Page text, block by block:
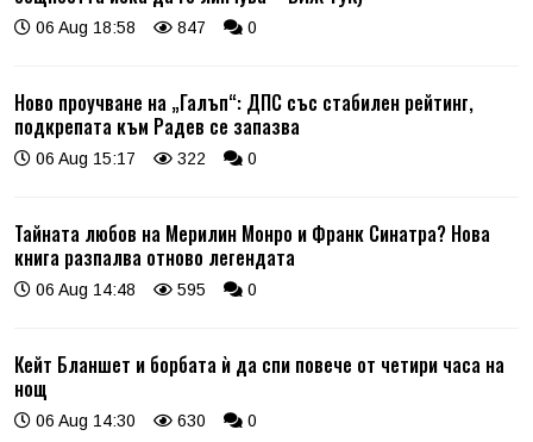
06 Aug 18:58 847 0
Ново проучване на „Галъп“: ДПС със стабилен рейтинг,
подкрепата към Радев се запазва
06 Aug 15:17 322 0
Тайната любов на Мерилин Монро и Франк Синатра? Нова
книга разпалва отново легендата
06 Aug 14:48 595 0
Кейт Бланшет и борбата ѝ да спи повече от четири часа на
нощ
06 Aug 14:30 630 0